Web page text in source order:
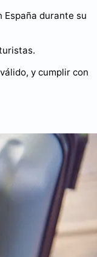
durante su
y cumplir con